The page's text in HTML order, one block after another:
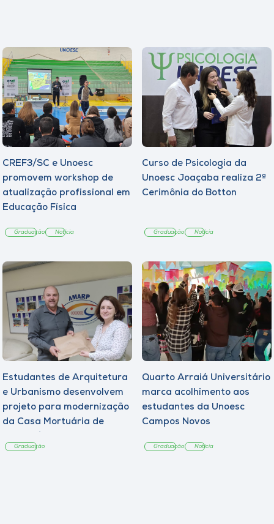
CREF3/SC e Unoesc
promovem workshop de
atualização profissional em
Educação Física
Graduação Notícia
Curso de Psicologia da
Unoesc Joaçaba realiza 2ª
Cerimônia do Botton
Graduação Notícia
Estudantes de Arquitetura
e Urbanismo desenvolvem
projeto para modernização
da Casa Mortuária de
Graduação
Quarto Arraiá Universitário
marca acolhimento aos
estudantes da Unoesc
Campos Novos
Graduação Notícia